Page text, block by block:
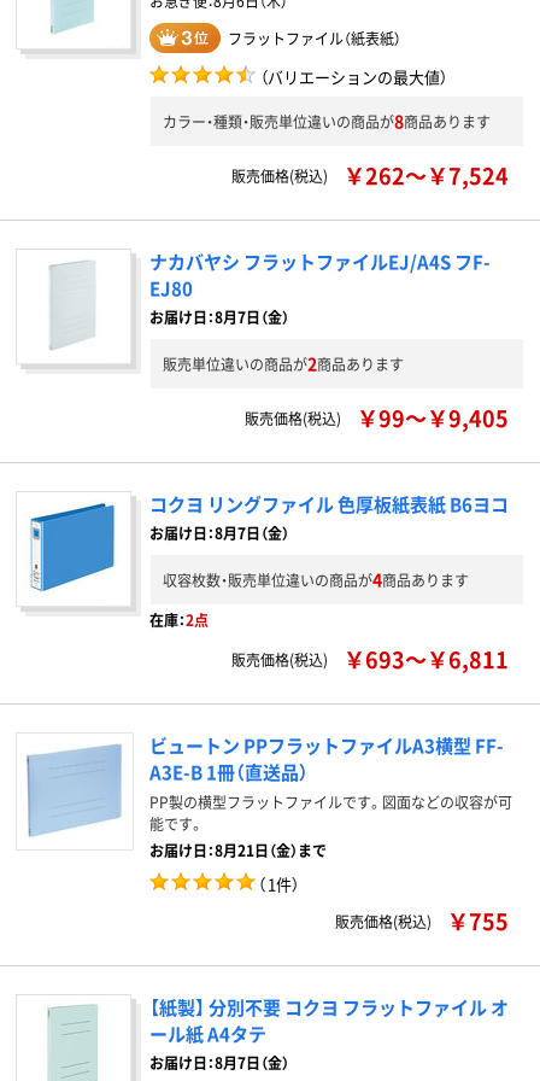
フラットファイル（紙表紙）
（バリエーションの最大値）
カラー・種類・販売単位違いの商品が8商品あります
販売価格(税込) ￥262～￥7,524
ナカバヤシ フラットファイルEJ/A4S フF-
EJ80
お届け日：8月7日（金）
販売単位違いの商品が2商品あります
販売価格(税込) ￥99～￥9,405
コクヨ リングファイル 色厚板紙表紙 B6ヨコ
お届け日：8月7日（金）
収容枚数・販売単位違いの商品が4商品あります
在庫：2点
販売価格(税込)
￥693～￥6,811
ビュートン PPフラットファイルA3横型 FF-
A3E-B 1冊（直送品）
PP製の横型フラットファイルです。図面などの収容が可
能です。
お届け日：8月21日（金）まで
（1件）
販売価格(税込) ￥755
【紙製】 分別不要 コクヨ フラットファイル オ
ール紙 A4タテ
お届け日：8月7日（金）